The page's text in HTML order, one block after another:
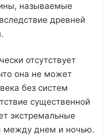
называемые
древней
отсутствует
она не может
без систем
существенной
экстремальные
между днем и ночью.